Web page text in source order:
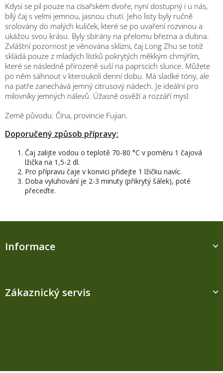
Kdysi se pil pouze na císařském dvoře, nyní dostupný i u nás,
bílý čaj s velmi jemnou, jasnou chutí. Jeho listy byly ručně
srolovány do malých kuliček, které se po uvaření rozvinou a
ukážou svou krásu. Byly sbírány na přelomu března a dubna.
Zvláštní pozornost je věnována sklizni, čaj Long Zhu se totiž
skládá pouze z mladých lístků pokrytých měkkým chmýřím,
které se následně přirozeně suší na paprscích slunce. Můžete
po něm sáhnout v kteroukoli denní dobu. Má sladké tóny, ale
na patře zanechává jemný citrusový nádech. Je ideální pro
milovníky jemných nálevů. Úžasně osvěží a rozzáří mysl.
Země původu: Čína, provincie Fujian.
Doporučený způsob přípravy:
Čaj zalijte vodou o teplotě 70-80 °C v poměru 1 čajová
lžička na 1,5-2 dl.
Pro přípravu čaje v konvici přidejte 1 lžičku navíc.
Doba vyluhování je 2-3 minuty (přikrytý šálek), poté
přeceďte.
Z
Informace
Zákaznický servis